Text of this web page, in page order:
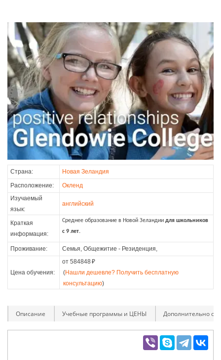
Страна:
Новая Зеландия
Расположение:
Окленд
Изучаемый
язык:
английский
Краткая
информация:
Среднее образование в Новой Зеландии для школьников
с 9 лет.
Проживание: Семья, Общежитие - Резиденция,
Цена обучения:
от 584848 ₽
(Нашли дешевле? Получить бесплатную
консультацию)
Описание Учебные программы и ЦЕНЫ Дополнительно